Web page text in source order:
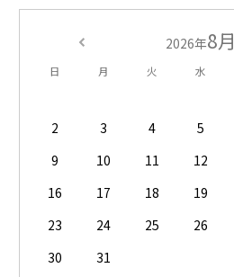
2026年8月
日 月 火 水
2
3 4 5
9
10 11 12
16
17 18 19
23
24 25 26
30
31